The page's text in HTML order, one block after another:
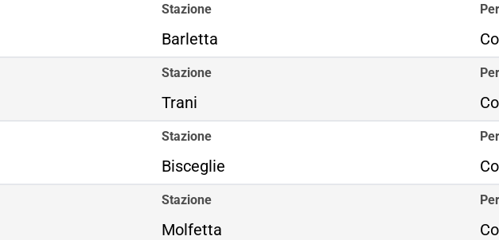
Stazione
Barletta
Stazione
Trani
Stazione
Bisceglie
Stazione
Molfetta